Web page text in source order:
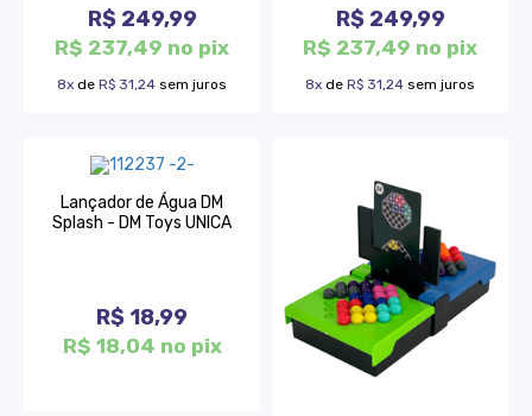
R$ 249,99
R$ 237,49 no pix
8x de R$ 31,24 sem juros
R$ 249,99
R$ 237,49 no pix
8x de R$ 31,24 sem juros
Lançador de Água DM
Splash - DM Toys UNICA
R$ 18,99
R$ 18,04 no pix